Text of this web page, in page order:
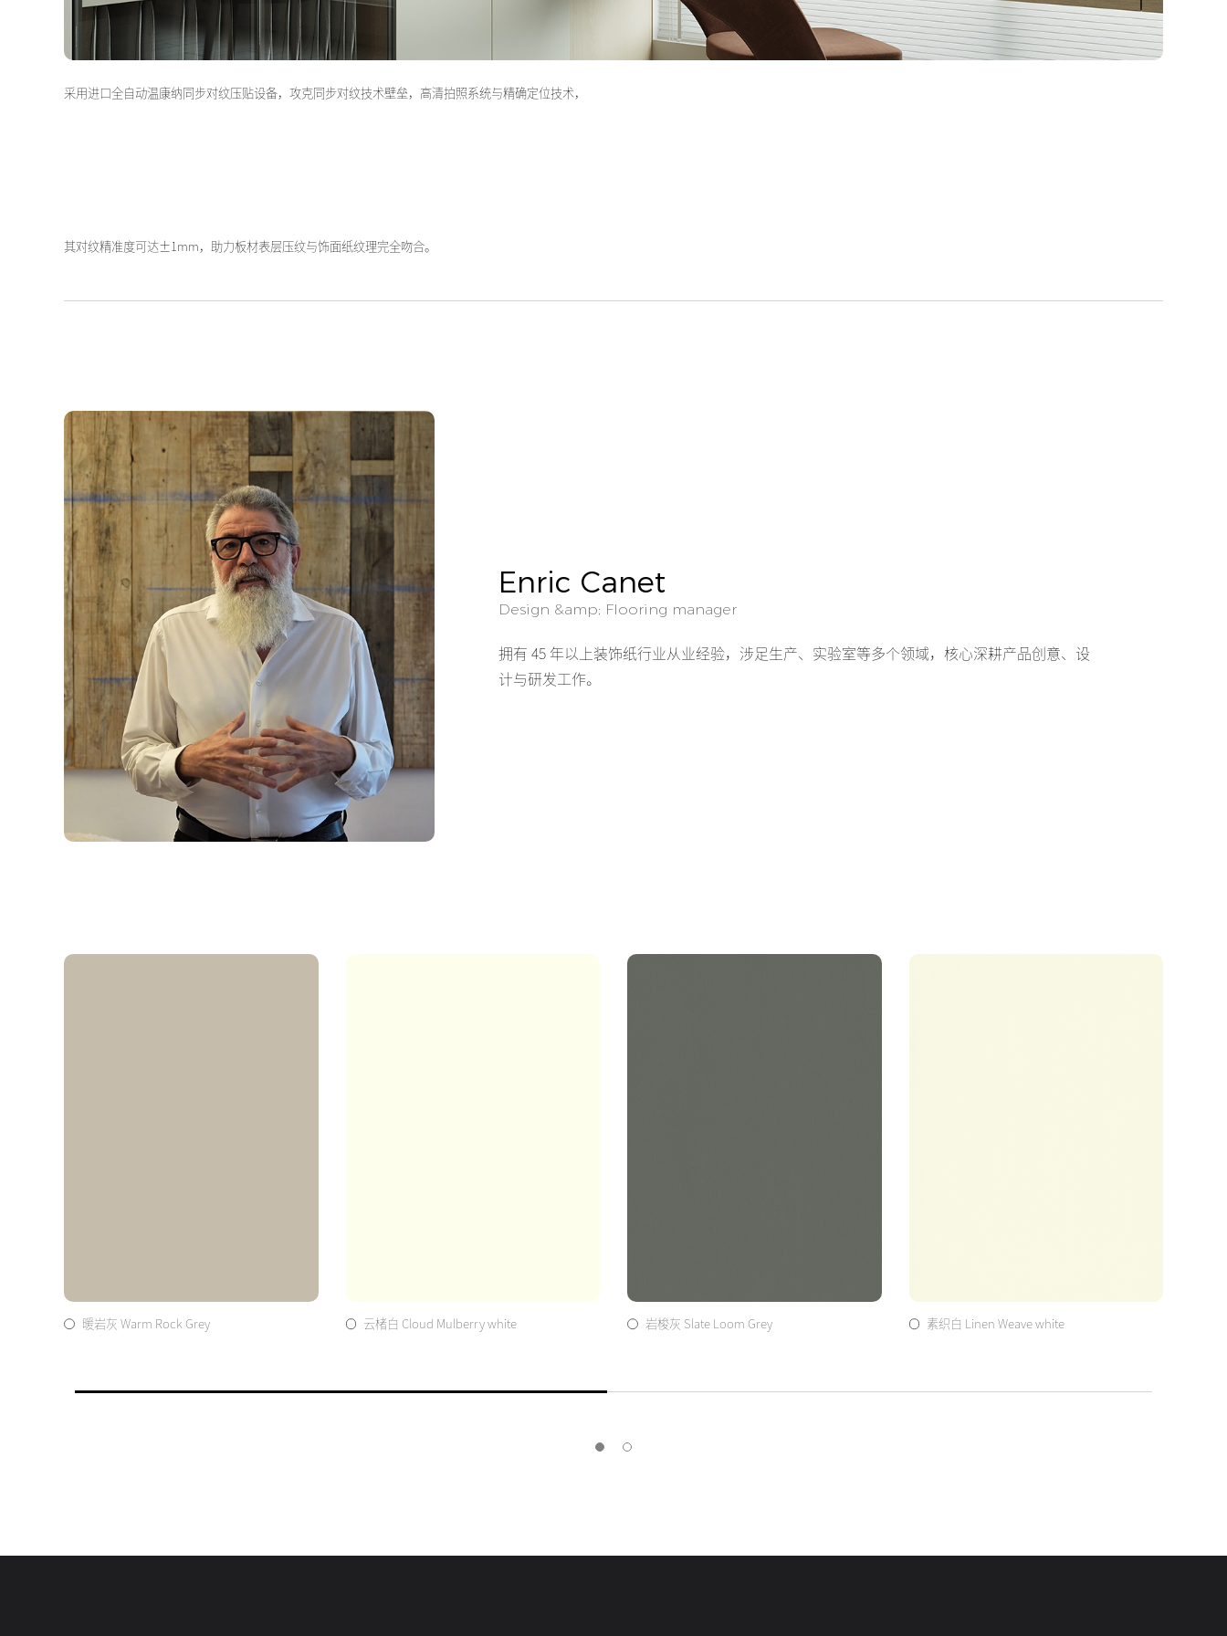
采用进口全自动温康纳同步对纹压贴设备，攻克同步对纹技术壁垒，高清拍照系统与精确定位技术，
其对纹精准度可达±1mm，助力板材表层压纹与饰面纸纹理完全吻合。
Enric Canet
Design &amp; Flooring manager
拥有 45 年以上装饰纸行业从业经验，涉足生产、实验室等多个领域，核心深耕产品创意、设
计与研发工作。
暖岩灰 Warm Rock Grey 云楮白 Cloud Mulberry white 岩梭灰 Slate Loom Grey 素织白 Linen Weave white